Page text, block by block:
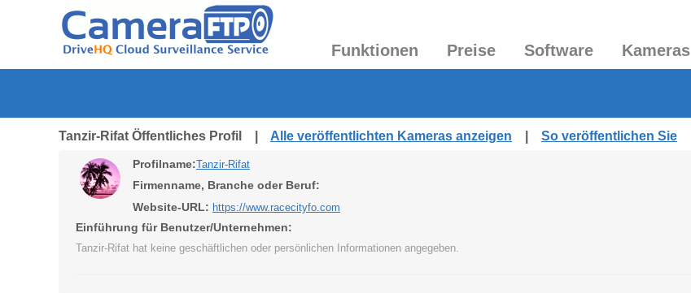
Funktionen Preise Software Kameras
Tanzir-Rifat Öffentliches Profil | Alle veröffentlichten Kameras anzeigen So veröffentlichen Sie
Profilname:Tanzir-Rifat
Firmenname, Branche oder Beruf:
Website-URL: https://www.racecityfo.com
Einführung für Benutzer/Unternehmen:
Tanzir-Rifat hat keine geschäftlichen oder persönlichen Informationen angegeben.